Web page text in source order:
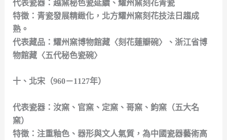
代表瓷器：越窯秘色瓷延續、耀州窯刻花青瓷
特徵：青瓷發展精緻化，北方耀州窯刻花技法日趨成
熟。
代表藏品：耀州窯博物館藏〈刻花蓮瓣碗〉、浙江省博
物館藏〈五代秘色瓷碗〉
十、北宋（960－1127年）
代表瓷器：汝窯、官窯、定窯、哥窯、鈞窯（五大名
窯）
特徵：注重釉色、器形與文人氣質，為中國瓷器藝術高